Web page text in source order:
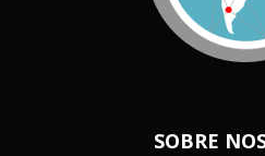
SOBRE